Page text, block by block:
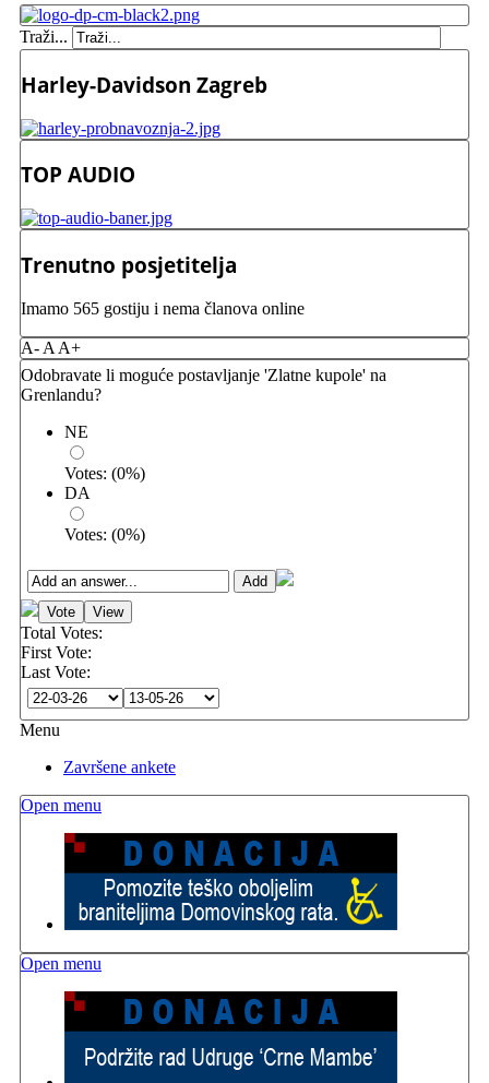
Traži...
Harley-Davidson Zagreb
TOP AUDIO
Trenutno posjetitelja
Imamo 565 gostiju i nema članova online
A- A A+
Odobravate li moguće postavljanje 'Zlatne kupole' na
Grenlandu?
NE
Votes: (0%)
DA
Votes: (0%)
Total Votes:
First Vote:
Last Vote:
Menu
Završene ankete
Open menu
Open menu